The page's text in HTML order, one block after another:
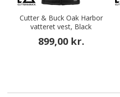
Cutter & Buck Oak Harbor
vatteret vest, Black
899,00 kr.